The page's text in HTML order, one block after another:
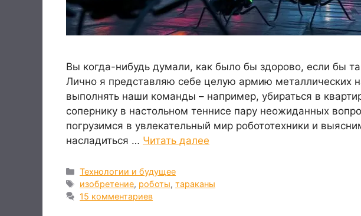
Вы когда-нибудь думали, как было бы здорово, если бы
Лично я представляю себе целую армию металлических
выполнять наши команды – например, убираться в
сопернику в настольном теннисе пару неожиданных
погрузимся в увлекательный мир робототехники и
насладиться … Читать далее
Рубрики
Технологии и будущее
Метки
изобретение, роботы,тараканы
15 комментариев